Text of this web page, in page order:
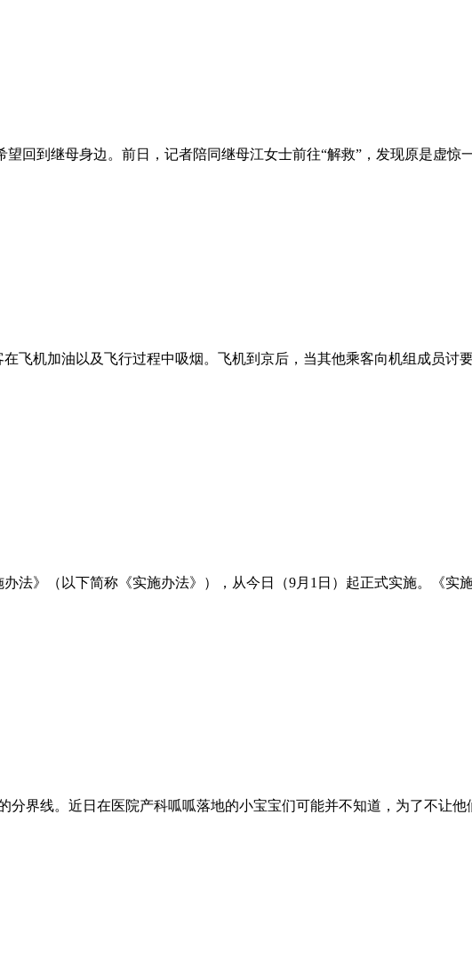
回到继母身边。前日，记者陪同继母江女士前往“解救”，发现原是虚惊一
飞机加油以及飞行过程中吸烟。飞机到京后，当其他乘客向机组成员讨
法》（以下简称《实施办法》），从今日（9月1日）起正式实施。《实
界线。近日在医院产科呱呱落地的小宝宝们可能并不知道，为了不让他